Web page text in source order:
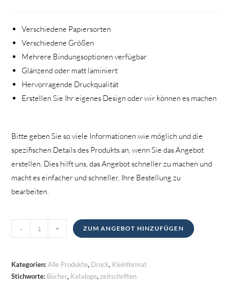
Verschiedene Papiersorten
Verschiedene Größen
Mehrere Bindungsoptionen verfügbar
Glänzend oder matt laminiert
Hervorragende Druckqualität
Erstellen Sie Ihr eigenes Design oder wir können es machen
Bitte geben Sie so viele Informationen wie möglich und die
spezifischen Details des Produkts an, wenn Sie das Angebot
erstellen. Dies hilft uns, das Angebot schneller zu machen und
macht es einfacher und schneller, Ihre Bestellung zu
bearbeiten.
Zeitschriften,
Bücher
Kataloge
Menge
- + ZUM ANGEBOT HINZUFÜGEN
Kategorien:Alle Produkte, Druck, Kleinformat
Stichworte: Bücher, Kataloge,zeitschriften